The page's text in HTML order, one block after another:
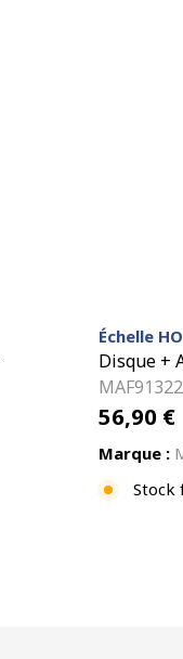
Échelle HO
Disque +
56,90 €
Marque :
Stock